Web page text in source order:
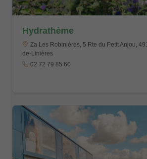
Hydrathème
Za Les Robinières, 5 Rte du Petit Anjou,
de-Linières
02 72 79 85 60